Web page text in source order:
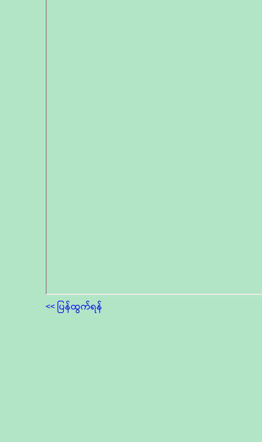
<< ပြန်ထွက်ရန်